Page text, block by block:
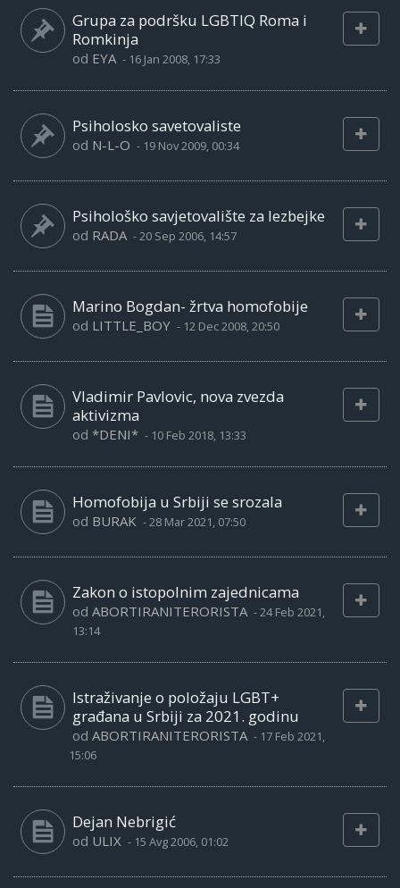
Grupa za podršku LGBTIQ Roma i
Romkinja
od EYA - 16 Jan 2008, 17:33
Psiholosko savetovaliste
od N-L-O - 19 Nov 2009, 00:34
Psihološko savjetovalište za lezbejke
od RADA -20 Sep 2006, 14:57
Marino Bogdan- žrtva homofobije
od LITTLE_BOY - 12 Dec 2008, 20:50
Vladimir Pavlovic, nova zvezda
aktivizma
od *DENI* - 10 Feb 2018, 13:33
Homofobija u Srbiji se srozala
od BURAK -28 Mar 2021, 07:50
Zakon o istopolnim zajednicama
od ABORTIRANITERORISTA -24 Feb 2021,
13:14
Istraživanje o položaju LGBT+
građana u Srbiji za 2021. godinu
od ABORTIRANITERORISTA - 17 Feb 2021,
15:06
Dejan Nebrigić
od ULIX - 15 Avg 2006, 01:02